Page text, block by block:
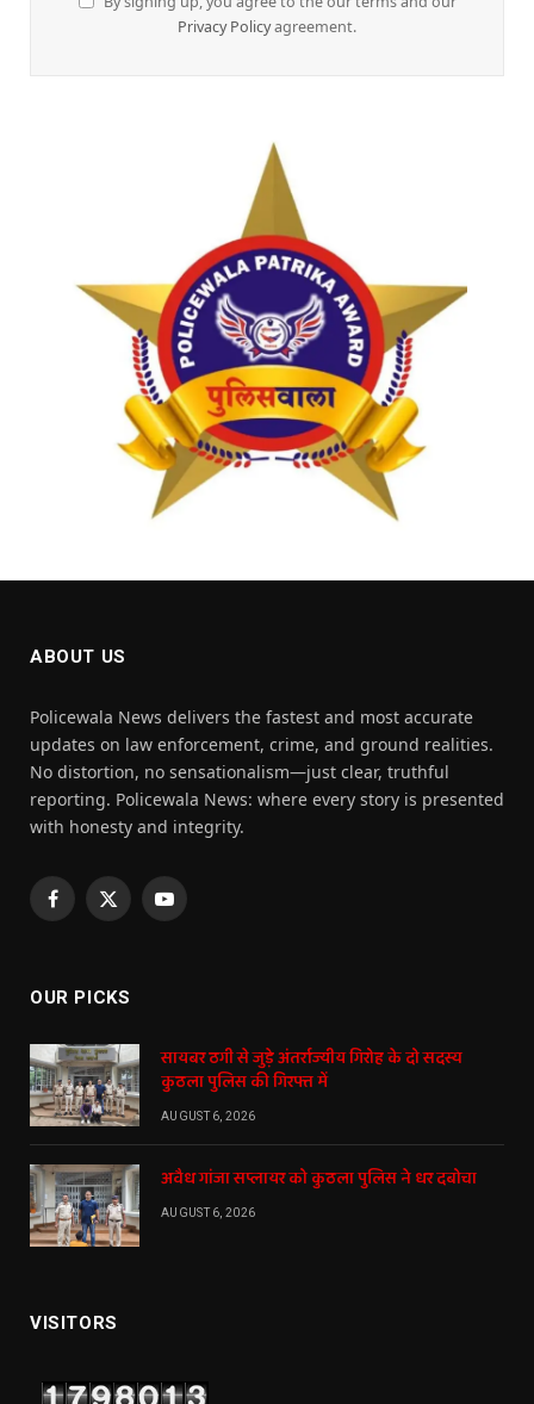
Privacy Policyagreement.
ABOUT US
Policewala News delivers the fastest and most accurate
updates on law enforcement, crime, and ground realities.
No distortion, no sensationalism—just clear, truthful
reporting. Policewala News: where every story is presented
with honesty and integrity.
Facebook
X
YouTube
OUR PICKS
सायबर ठगी से जुड़े अंतर्राज्यीय गिरोह के दो सदस्य
कुठला पुलिस की गिरफ्त में
AUGUST 6, 2026
अवैध गांजा सप्लायर को कुठला पुलिस ने धर दबोचा
AUGUST 6, 2026
VISITORS